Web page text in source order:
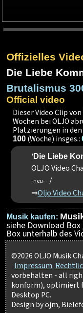
Offizielles
Die Liebe
Brutalismus
Official video
Dieser Video Clip
Wochen bei OLJO
Platzierungen in
100 (Woche) insges.:
'Die Liebe
OLJO Video
-neu- /
⇒Oljo Video
Musik kaufen:
siehe Download
Box unterhalb des
©2026 OLJO Musik
Impressum
vorbehalten - all
konform), optimiert
Desktop PC.
Design by ojm,